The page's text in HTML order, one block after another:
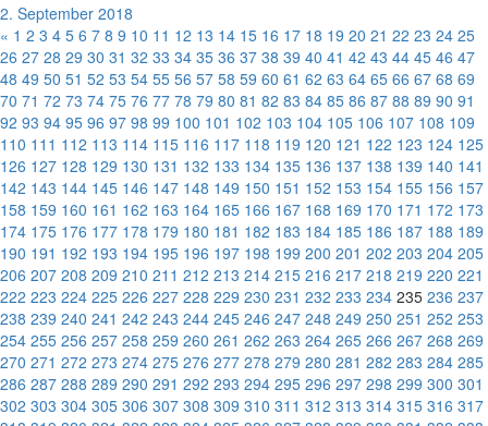
2. September 2018
« 1 2 3 4 5 6 7 8 9 10 11 12 13 14 15 16 17 18 19 20 21 22 23 24 25
26 27 28 29 30 31 32 33 34 35 36 37 38 39 40 41 42 43 44 45 46 47
48 49 50 51 52 53 54 55 56 57 58 59 60 61 62 63 64 65 66 67 68 69
70 71 72 73 74 75 76 77 78 79 80 81 82 83 84 85 86 87 88 89 90 91
92 93 94 95 96 97 98 99 100 101 102 103 104 105 106 107 108 109
110 111 112 113 114 115 116 117 118 119 120 121 122 123 124 125
126 127 128 129 130 131 132 133 134 135 136 137 138 139 140 141
142 143 144 145 146 147 148 149 150 151 152 153 154 155 156 157
158 159 160 161 162 163 164 165 166 167 168 169 170 171 172 173
174 175 176 177 178 179 180 181 182 183 184 185 186 187 188 189
190 191 192 193 194 195 196 197 198 199 200 201 202 203 204 205
206 207 208 209 210 211 212 213 214 215 216 217 218 219 220 221
222 223 224 225 226 227 228 229 230 231 232 233 234 235 236 237
238 239 240 241 242 243 244 245 246 247 248 249 250 251 252 253
254 255 256 257 258 259 260 261 262 263 264 265 266 267 268 269
270 271 272 273 274 275 276 277 278 279 280 281 282 283 284 285
286 287 288 289 290 291 292 293 294 295 296 297 298 299 300 301
302 303 304 305 306 307 308 309 310 311 312 313 314 315 316 317